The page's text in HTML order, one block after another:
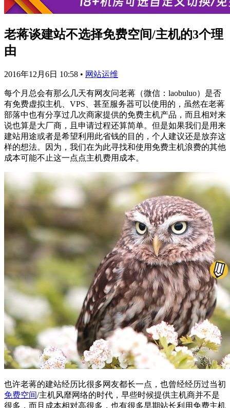
老蒋谈建站不选择免费空间/主机的3个理
由
2016年12月6日 10:58 • 网站运维
每个月总会有那么几天有网友问老蒋（微信：laobuluo）是否
有免费虚拟主机、VPS、甚至服务器可以使用的，虽然在老蒋
部落中也有分享过几次商家提供的免费主机产品，而且相对来
说也算是大厂商，且申请过程还算简单。但是如果我们是用来
建站用途或者是希望利用此省钱的目的，个人建议还是放弃这
样的想法。因为，我们在为此寻找和使用免费主机浪费的其他
成本可能不止这一点点主机费用成本。
也许老蒋的建站经历比很多网友都长一点，也曾经经历过当初
免费空间/主机风靡网络的时代，早些时候提供主机商并不是
很多，而且成本相对高很多，也有很多早期站长利用免费主机